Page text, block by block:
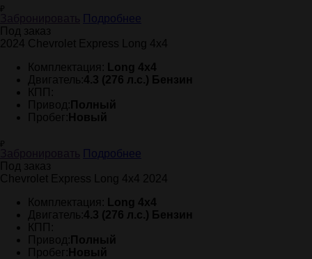
₽
Подробнее
Под заказ
2024 Chevrolet Express Long 4x4
Комплектация: Long 4x4
Двигатель:4.3 (276 л.с.) Бензин
КПП:
Привод: Полный
Пробег: Новый
₽
Подробнее
Под заказ
Chevrolet Express Long 4x4 2024
Комплектация: Long 4x4
Двигатель:4.3 (276 л.с.) Бензин
КПП:
Привод: Полный
Пробег: Новый